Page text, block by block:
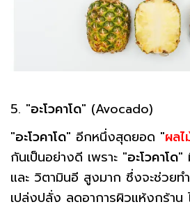
5. "อะโวคาโด" (Avocado)
"อะโวคาโด" อีกหนึ่งสุดยอด "ผลไ
กันเป็นอย่างดี เพราะ "อะโวคาโด"
และ วิตามินอี สูงมาก ซึ่งจะช่วยท
เปล่งปลั่ง ลดอาการผิวแห้งกร้าน